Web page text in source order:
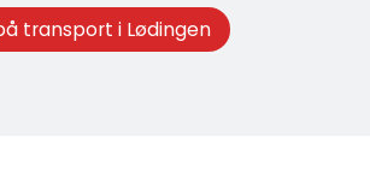
transport i Lødingen